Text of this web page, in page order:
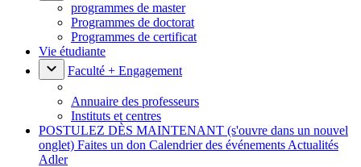
programmes de master
Programmes de doctorat
Programmes de certificat
Vie étudiante
Faculté + Engagement
Annuaire des professeurs
Instituts et centres
POSTULEZ DÈS MAINTENANT (s'ouvre dans un nouvel
onglet) Faites un don Calendrier des événements Actualités
Adler